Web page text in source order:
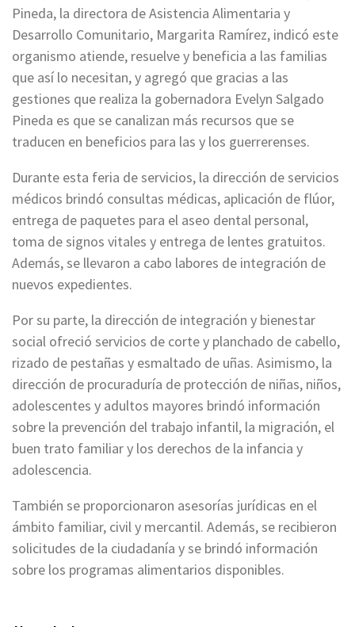
Pineda, la directora de Asistencia Alimentaria y
Desarrollo Comunitario, Margarita Ramírez, indicó este
organismo atiende, resuelve y beneficia a las familias
que así lo necesitan, y agregó que gracias a las
gestiones que realiza la gobernadora Evelyn Salgado
Pineda es que se canalizan más recursos que se
traducen en beneficios para las y los guerrerenses.
Durante esta feria de servicios, la dirección de servicios
médicos brindó consultas médicas, aplicación de flúor,
entrega de paquetes para el aseo dental personal,
toma de signos vitales y entrega de lentes gratuitos.
Además, se llevaron a cabo labores de integración de
nuevos expedientes.
Por su parte, la dirección de integración y bienestar
social ofreció servicios de corte y planchado de cabello,
rizado de pestañas y esmaltado de uñas. Asimismo, la
dirección de procuraduría de protección de niñas, niños,
adolescentes y adultos mayores brindó información
sobre la prevención del trabajo infantil, la migración, el
buen trato familiar y los derechos de la infancia y
adolescencia.
También se proporcionaron asesorías jurídicas en el
ámbito familiar, civil y mercantil. Además, se recibieron
solicitudes de la ciudadanía y se brindó información
sobre los programas alimentarios disponibles.